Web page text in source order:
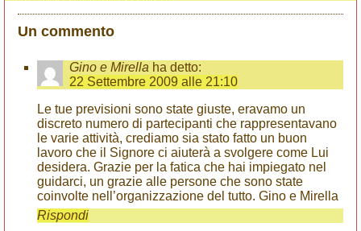
Un commento
Gino e Mirella ha detto:
22 Settembre 2009 alle 21:10
Le tue previsioni sono state giuste, eravamo un
discreto numero di partecipanti che rappresentavano
le varie attività, crediamo sia stato fatto un buon
lavoro che il Signore ci aiuterà a svolgere come Lui
desidera. Grazie per la fatica che hai impiegato nel
guidarci, un grazie alle persone che sono state
coinvolte nell’organizzazione del tutto. Gino e Mirella
Rispondi